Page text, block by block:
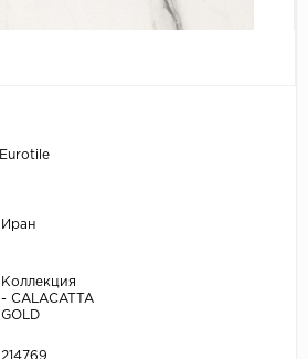
Eurotile
Иран
Коллекция
- CALACATTA
GOLD
214769